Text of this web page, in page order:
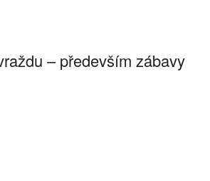
– především zábavy